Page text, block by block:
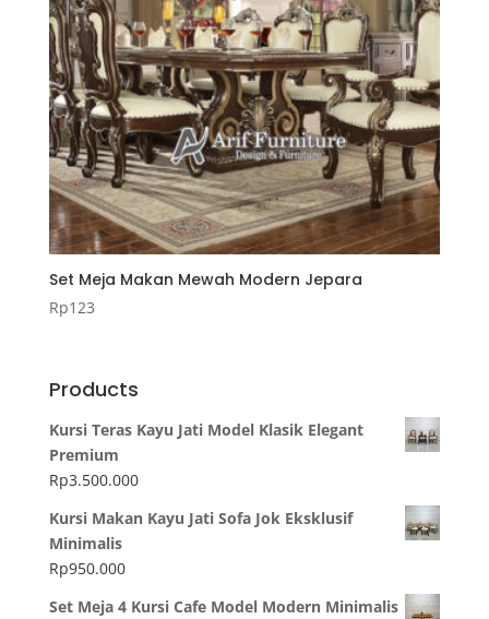
Set Meja Makan Mewah Modern Jepara
Rp123
Products
Kursi Teras Kayu Jati Model Klasik Elegant
Premium
Rp3.500.000
Kursi Makan Kayu Jati Sofa Jok Eksklusif
Minimalis
Rp950.000
Set Meja 4 Kursi Cafe Model Modern Minimalis